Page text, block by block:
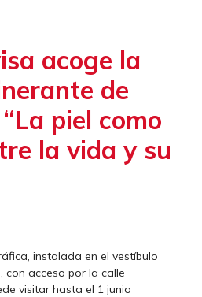
acoge la
de
piel como
la vida y su
instalada en el vestíbulo
con acceso por la calle
visitar hasta el 1 junio